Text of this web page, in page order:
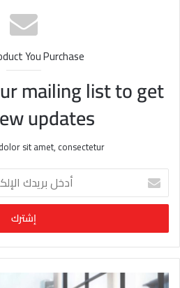
ب
You Purchase
mailing list to get
updates!
sit amet, consectetur.
خ
ب
ر
ي
د